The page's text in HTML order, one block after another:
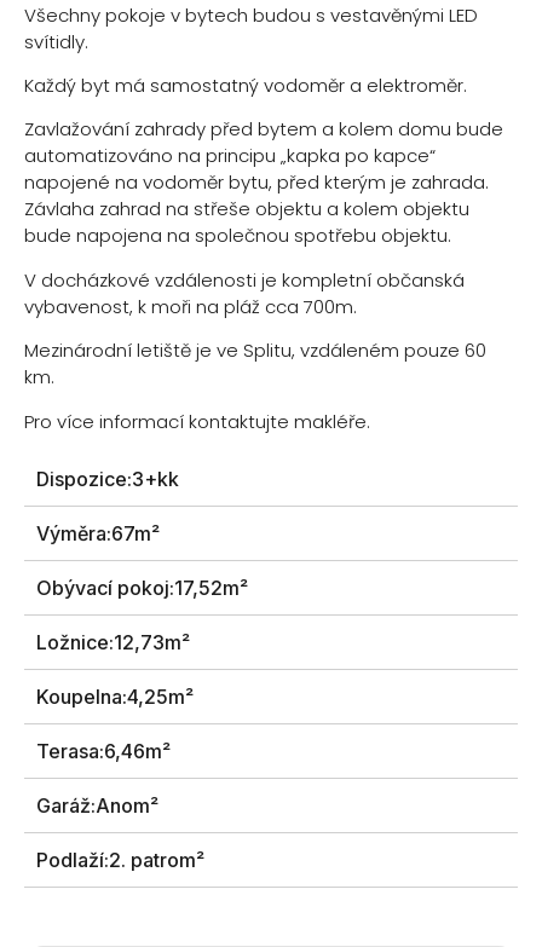
Všechny pokoje v bytech budou s vestavěnými LED
svítidly.
Každý byt má samostatný vodoměr a elektroměr.
Zavlažování zahrady před bytem a kolem domu bude
automatizováno na principu „kapka po kapce“
napojené na vodoměr bytu, před kterým je zahrada.
Závlaha zahrad na střeše objektu a kolem objektu
bude napojena na společnou spotřebu objektu.
V docházkové vzdálenosti je kompletní občanská
vybavenost, k moři na pláž cca 700m.
Mezinárodní letiště je ve Splitu, vzdáleném pouze 60
km.
Pro více informací kontaktujte makléře.
Dispozice:3+kk
Výměra:67m²
Obývací pokoj:17,52m²
Ložnice:12,73m²
Koupelna:4,25m²
Terasa:6,46m²
Garáž:Anom²
Podlaží:2. patrom²